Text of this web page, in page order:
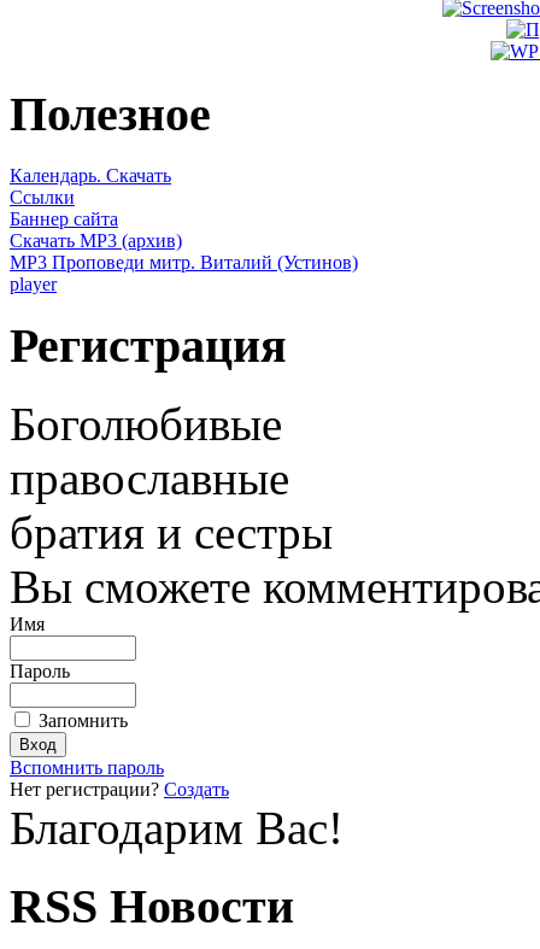
Полезное
Календарь. Скачать
Ссылки
Баннер сайта
Скачать MP3 (архив)
MP3 Проповеди митр. Виталий (Устинов)
player
Регистрация
Боголюбивые
православные
братия и сестры
Вы сможете
Имя
Пароль
Запомнить
Вспомнить пароль
Нет регистрации? Создать
Благодарим Вас!
RSS Новости